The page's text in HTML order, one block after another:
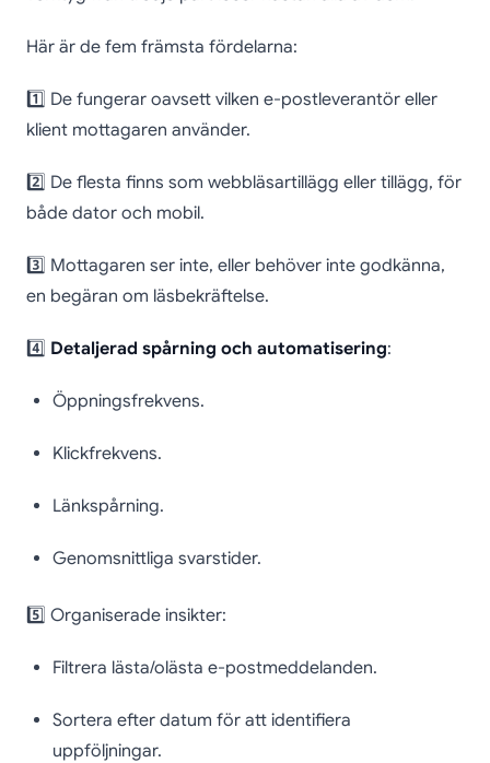
Här är de fem främsta fördelarna:
1️⃣ De fungerar oavsett vilken e-postleverantör eller
klient mottagaren använder.
2️⃣ De flesta finns som webbläsartillägg eller tillägg, för
både dator och mobil.
3️⃣ Mottagaren ser inte, eller behöver inte godkänna,
en begäran om läsbekräftelse.
4️⃣ Detaljerad spårning och automatisering:
Öppningsfrekvens.
Klickfrekvens.
Länkspårning.
Genomsnittliga svarstider.
5️⃣ Organiserade insikter:
Filtrera lästa/olästa e-postmeddelanden.
Sortera efter datum för att identifiera
uppföljningar.